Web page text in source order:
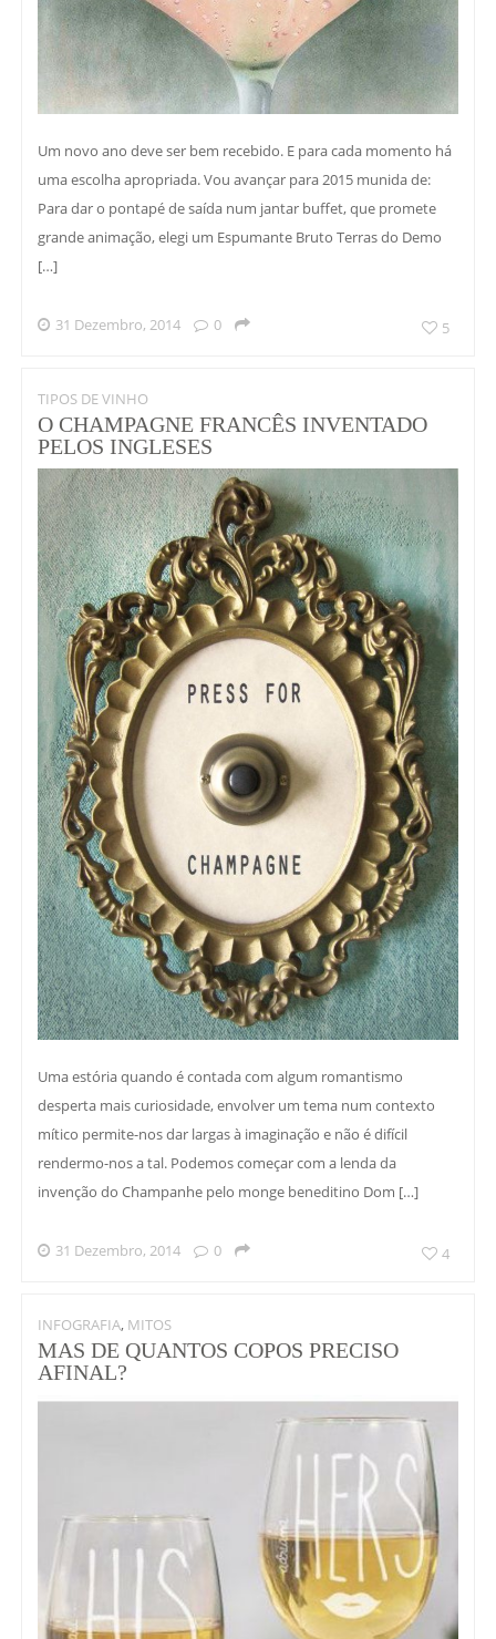
Um novo ano deve ser bem recebido. E para cada momento há
uma escolha apropriada. Vou avançar para 2015 munida de:
Para dar o pontapé de saída num jantar buffet, que promete
grande animação, elegi um Espumante Bruto Terras do Demo
[…]
31 Dezembro, 2014 0 5
TIPOS DE VINHO
O CHAMPAGNE FRANCÊS INVENTADO
PELOS INGLESES
Uma estória quando é contada com algum romantismo
desperta mais curiosidade, envolver um tema num contexto
mítico permite-nos dar largas à imaginação e não é difícil
rendermo-nos a tal. Podemos começar com a lenda da
invenção do Champanhe pelo monge beneditino Dom […]
31 Dezembro, 2014 0 4
INFOGRAFIA, MITOS
MAS DE QUANTOS COPOS PRECISO
AFINAL?